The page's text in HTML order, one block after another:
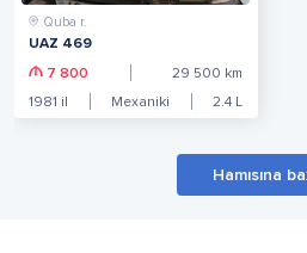
Quba r.
UAZ 469
7 800 29 500 km
1981 il Mexaniki 2.4 L
Hamısına